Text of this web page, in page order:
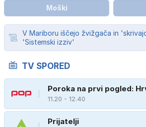
Moški
V Mariboru iščejo žvižgača in
'Sistemski izziv'
TV SPORED
Poroka na prvi pogled:
11.20 - 12.40
Prijatelji